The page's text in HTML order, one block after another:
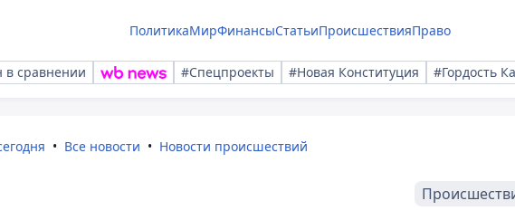
ПолитикаМирФинансыСтатьиПроисшествияПраво
в сравнении #Спецпроекты #Новая Конституция #Гордость
Все новости Новости происшествий